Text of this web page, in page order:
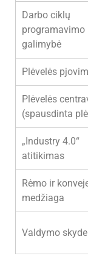
Darbo ciklų
programavimo
galimybė
Plėvelės
Plėvelės
(spausdinta
„Industry 4.0“
atitikimas
Rėmo ir
medžiaga
Valdymo